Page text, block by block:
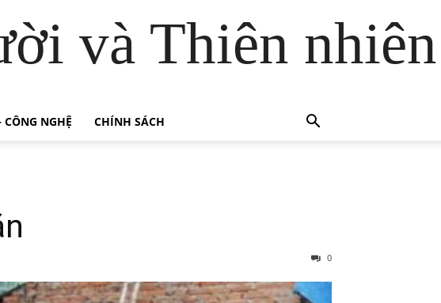
và Thiên nhiên
NGHỆ CHÍNH SÁCH
0